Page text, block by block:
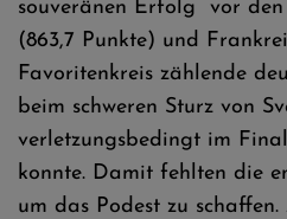
souveränen Erfolg vor den
(863,7 Punkte) und
Favoritenkreis zählende
beim schweren Sturz von
verletzungsbedingt im
konnte. Damit fehlten die
um das Podest zu